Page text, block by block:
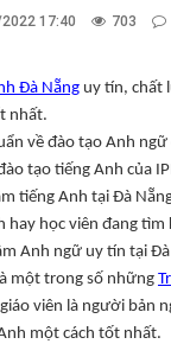
17:40 703
Đà Nẵng uy tín, chất
nhất.
về đào tạo Anh
tạo tiếng Anh của
tiếng Anh tại Đà
hay học viên đang
Anh ngữ uy tín tại
một trong số những
viên là người bản
một cách tốt nhất.